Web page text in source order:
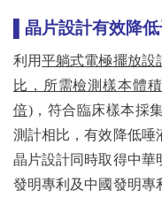
▌晶片設計有效降
利用平躺式電極擺放設
比，所需檢測樣本體
倍)，符合臨床樣本採
測計相比，有效降低唾
晶片設計同時取得中華
發明專利及中國發明專